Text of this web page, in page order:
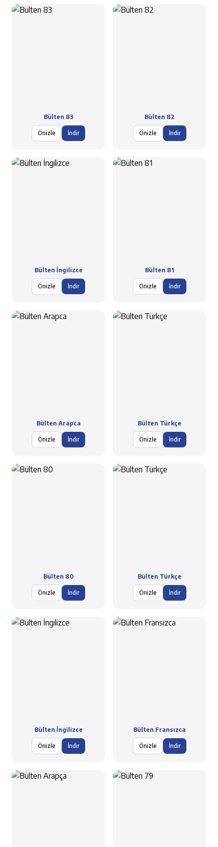
Bülten 83
Önizle İndir
Bülten 82
Önizle İndir
Bülten İngilizce
Önizle İndir
Bülten 81
Önizle İndir
Bülten Arapca
Önizle İndir
Bülten Türkçe
Önizle İndir
Bülten 80
Önizle İndir
Bülten Türkçe
Önizle İndir
Bülten İngilizce
Önizle İndir
Bülten Fransızca
Önizle İndir